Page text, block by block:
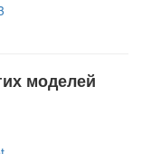
моделей